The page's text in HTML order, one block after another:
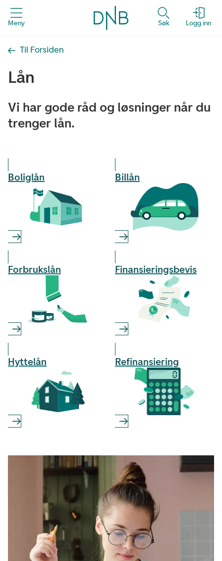
Meny Søk Logg inn
Til Forsiden
Lån
Vi har gode råd og løsninger når du
trenger lån.
Boliglån Billån
Forbruks­lån Finansierings­bevis
Hyttelån Refinansiering